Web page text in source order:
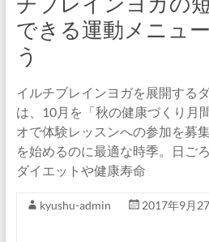
できる運動メニュ
う
イルチブレインヨガを展開する
は、10月を「秋の健康づくり月
オで体験レッスンへの参加を募
を始めるのに最適な時季。日ご
ダイエットや健康寿命
kyushu-admin 2017年9月